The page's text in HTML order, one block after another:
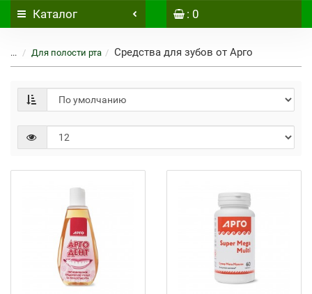
Каталог : 0
... Для полости рта Средства для зубов от Арго